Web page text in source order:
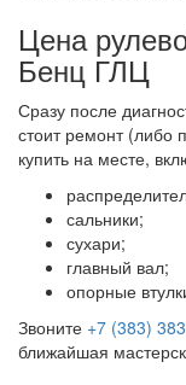
Цена
Бенц ГЛЦ
Сразу после
стоит ремонт (либо
купить на месте,
сальники;
сухари;
главный вал;
опорные
Звоните +7 (383)
ближайшая